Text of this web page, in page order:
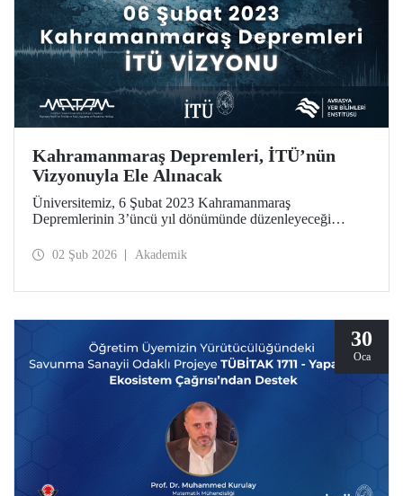
Kahramanmaraş Depremleri, İTÜ’nün
Vizyonuyla Ele Alınacak
Üniversitemiz, 6 Şubat 2023 Kahramanmaraş
Depremlerinin 3’üncü yıl dönümünde düzenleyeceği
Yer Bilimleri Enstitüsünde 6 Şubat günü kamuoyuyla
afet tehlikelerine uzanan geniş bir yelpazede ele alınacak.
02 Şub 2026 Akademik
30
Oca